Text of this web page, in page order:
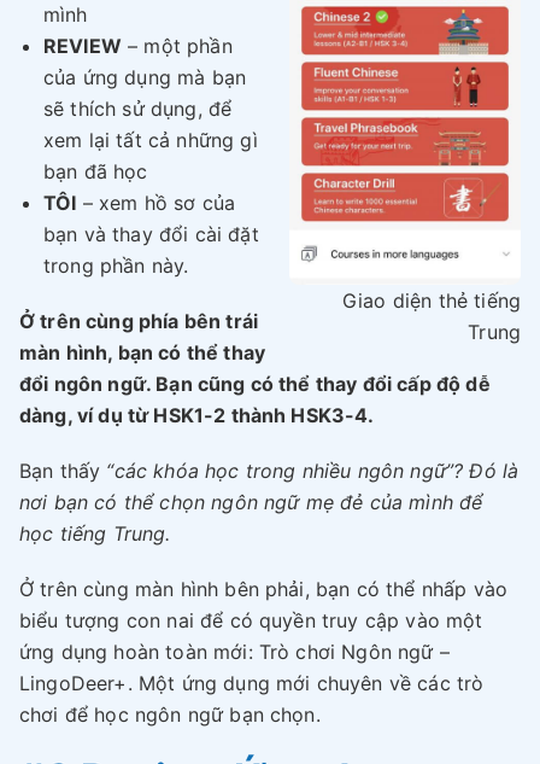
Giao diện thẻ tiếng
Trung
mình
REVIEW – một phần
của ứng dụng mà bạn
sẽ thích sử dụng, để
xem lại tất cả những gì
bạn đã học
TÔI – xem hồ sơ của
bạn và thay đổi cài đặt
trong phần này.
Ở trên cùng phía bên trái
màn hình, bạn có thể thay
đổi ngôn ngữ. Bạn cũng có thể thay đổi cấp độ dễ
dàng, ví dụ từ HSK1-2 thành HSK3-4.
Bạn thấy “các khóa học trong nhiều ngôn ngữ”? Đó là
nơi bạn có thể chọn ngôn ngữ mẹ đẻ của mình để
học tiếng Trung.
Ở trên cùng màn hình bên phải, bạn có thể nhấp vào
biểu tượng con nai để có quyền truy cập vào một
ứng dụng hoàn toàn mới: Trò chơi Ngôn ngữ –
LingoDeer+. Một ứng dụng mới chuyên về các trò
chơi để học ngôn ngữ bạn chọn.